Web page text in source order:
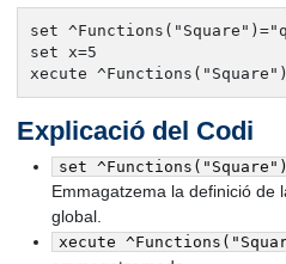
set
set x=5
xecute ^Functions("Square")
Explicació del Codi
set
Emmagatzema la definició de
global.
xecute